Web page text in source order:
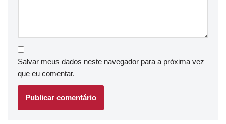
Salvar meus dados neste navegador para a próxima vez
que eu comentar.